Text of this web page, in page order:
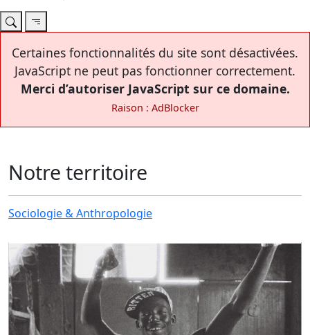
Certaines fonctionnalités du site sont désactivées.
JavaScript ne peut pas fonctionner correctement.
Merci d’autoriser JavaScript sur ce domaine.
Raison : AdBlocker
Notre territoire
Sociologie & Anthropologie